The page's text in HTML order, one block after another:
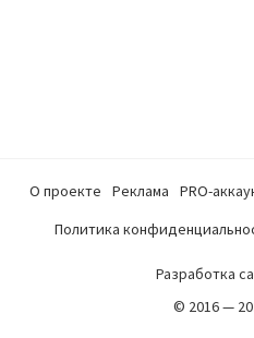
О проекте Реклама PRO-
Политика
Разработка
© 2016 —